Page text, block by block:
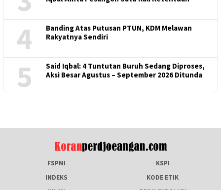
4
Banding Atas Putusan PTUN, KDM Melawan
Rakyatnya Sendiri
5
Said Iqbal: 4 Tuntutan Buruh Sedang Diproses,
Aksi Besar Agustus – September 2026 Ditunda
FSPMI
KSPI
INDEKS
KODE ETIK